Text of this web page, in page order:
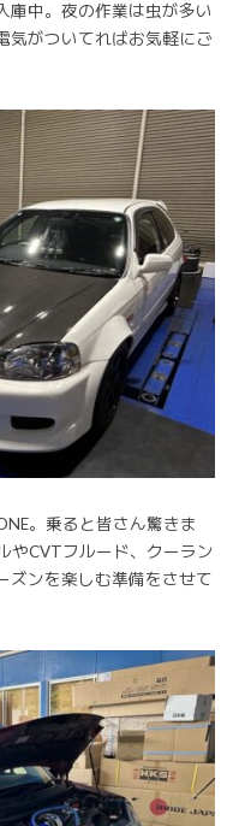
庫中。夜の作業は虫が多い
気がついてればお気軽にご
。乗ると皆さん驚きま
やCVTフルード、クーラン
ズンを楽しむ準備をさせて